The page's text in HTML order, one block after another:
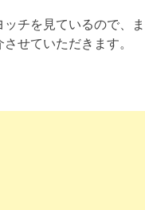
チを見ているので、ま
せていただきます。